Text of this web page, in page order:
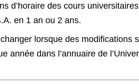
d’horaire des cours
en 1 an ou 2 ans.
lorsque des modifications
année dans l’annuaire de